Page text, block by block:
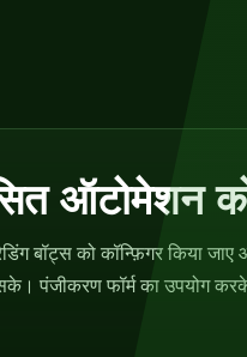
ऑटोमेशन
बॉट्स को कॉन्फ़िगर किया
पंजीकरण फॉर्म का उपयोग